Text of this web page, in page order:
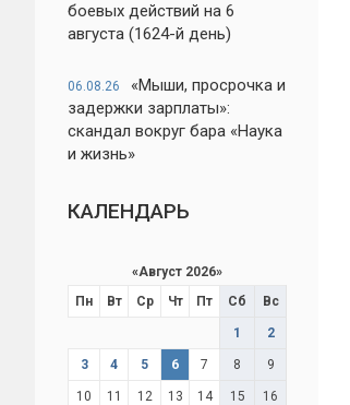
боевых действий на 6
августа (1624-й день)
06.08.26
«Мыши, просрочка и
задержки зарплаты»:
скандал вокруг бара «Наука
и жизнь»
КАЛЕНДАРЬ
«Август 2026»
Пн
Вт Ср Чт Пт Сб Вс
1 2
3 4 5 6 7 8 9
10 11 12 13 14 15 16